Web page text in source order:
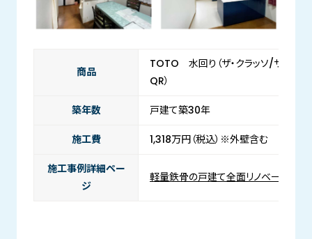
商品
TOTO 水回り（ザ・クラッソ/サザナ/
QR）
築年数 戸建て築30年
施工費 1,318万円（税込）※外壁含む
施工事例詳細ペー
ジ
軽量鉄骨の戸建て全面リノベーション